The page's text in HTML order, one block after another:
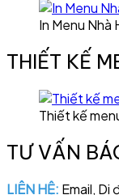
In Menu Nhà
THIẾT KẾ
Thiết kế
TƯ VẤN
LIÊN HỆ: Email, Di